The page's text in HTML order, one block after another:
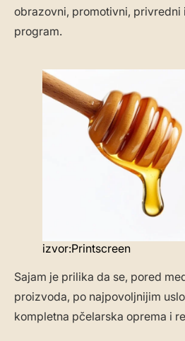
obrazovni, promotivni, privredni
program.
izvor:Printscreen
Sajam je prilika da se, pored
proizvoda, po najpovoljnijim
kompletna pčelarska oprema i